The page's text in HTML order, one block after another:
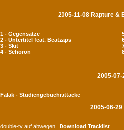
2005-11-08 Rapture &
1 - Gegensätze
2 - Untertitel feat. Beatzaps
3 - Skit
4 - Schoron
2005-07-
Falak - Studiengebuehrattacke
2005-06-29
double-tv auf abwegen... Download Tracklist